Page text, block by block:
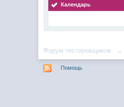
Календарь
Форум тестировщиков →
Помощь